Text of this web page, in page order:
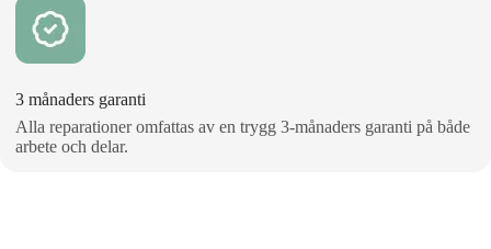
3 månaders garanti
Alla reparationer omfattas av en trygg 3‑månaders garanti på både
arbete och delar.